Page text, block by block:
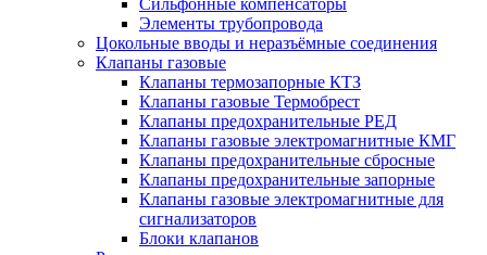
Сильфонные компенсаторы
Элементы трубопровода
Цокольные вводы и неразъёмные соединения
Клапаны газовые
Клапаны термозапорные КТЗ
Клапаны газовые Термобрест
Клапаны предохранительные РЕД
Клапаны газовые электромагнитные КМГ
Клапаны предохранительные сбросные
Клапаны предохранительные запорные
Клапаны газовые электромагнитные для
сигнализаторов
Блоки клапанов